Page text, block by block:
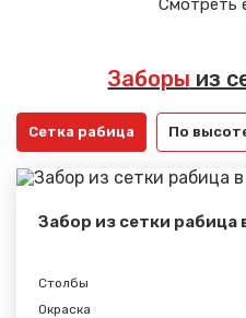
Смотреть
Заборы из
Сетка рабица По
Забор из сетки рабица
Столбы
Окраска